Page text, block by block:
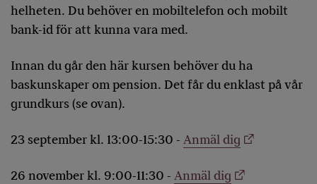
helheten. Du behöver en mobiltelefon och mobilt
bank-id för att kunna vara med.
Innan du går den här kursen behöver du ha
baskunskaper om pension. Det får du enklast på vår
grundkurs (se ovan).
23 september kl. 13:00-15:30 - Anmäl dig
26 november kl. 9:00-11:30 - Anmäl dig